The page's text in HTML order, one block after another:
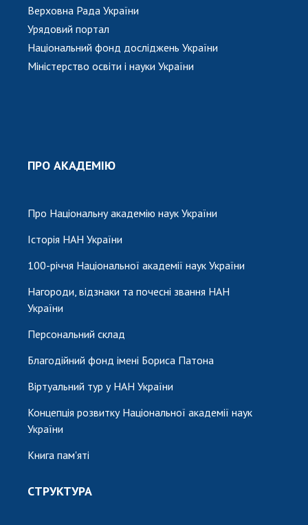
Верховна Рада України
Урядовий портал
Національний фонд досліджень України
Міністерство освіти і науки України
ПРО АКАДЕМІЮ
Про Національну академію наук України
Історія НАН України
100-річчя Національної академії наук України
Нагороди, відзнаки та почесні звання НАН
України
Персональний склад
Благодійний фонд імені Бориса Патона
Віртуальний тур у НАН України
Концепція розвитку Національної академії наук
України
Книга пам'яті
СТРУКТУРА